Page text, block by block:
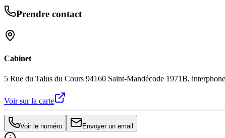
Prendre contact
Cabinet
5 Rue du Talus du Cours 94160 Saint-Mandécode 1971B,
Voir sur la carte
Voir le numéro Envoyer un email